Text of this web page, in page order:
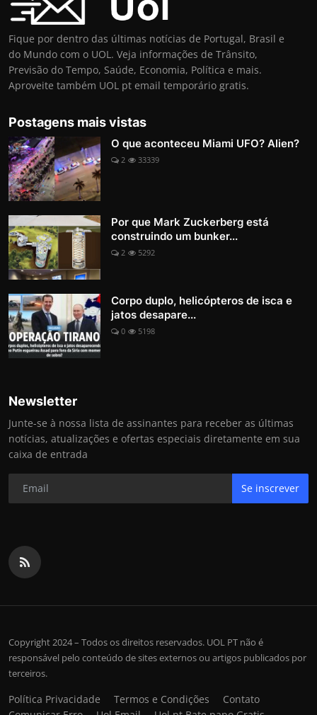
Fique por dentro das últimas notícias de Portugal, Brasil e
do Mundo com o UOL. Veja informações de Trânsito,
Previsão do Tempo, Saúde, Economia, Política e mais.
Aproveite também UOL pt email temporário gratis.
Postagens mais vistas
O que aconteceu Miami UFO? Alien?
2 33339
Por que Mark Zuckerberg está
construindo um bunker...
2 5292
Corpo duplo, helicópteros de isca e
jatos desapare...
0 5198
Newsletter
Junte-se à nossa lista de assinantes para receber as últimas
notícias, atualizações e ofertas especiais diretamente em sua
caixa de entrada
Se inscrever
Copyright 2024 – Todos os direitos reservados. UOL PT não é
responsável pelo conteúdo de sites externos ou artigos publicados por
terceiros.
Política Privacidade Termos e Condições
Contato